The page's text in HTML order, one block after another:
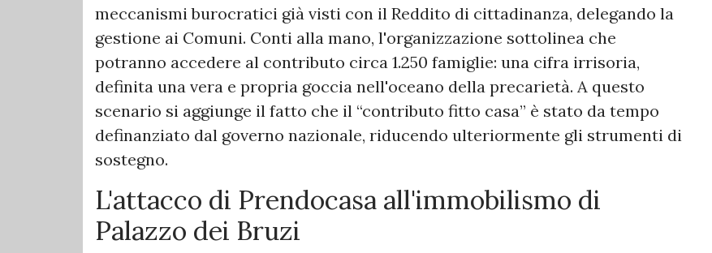
meccanismi burocratici già visti con il Reddito di cittadinanza, delegando la
gestione ai Comuni. Conti alla mano, l'organizzazione sottolinea che
potranno accedere al contributo circa 1.250 famiglie: una cifra irrisoria,
definita una vera e propria goccia nell'oceano della precarietà. A questo
scenario si aggiunge il fatto che il “contributo fitto casa” è stato da tempo
definanziato dal governo nazionale, riducendo ulteriormente gli strumenti di
sostegno.
​L'attacco di Prendocasa all'immobilismo di
Palazzo dei Bruzi